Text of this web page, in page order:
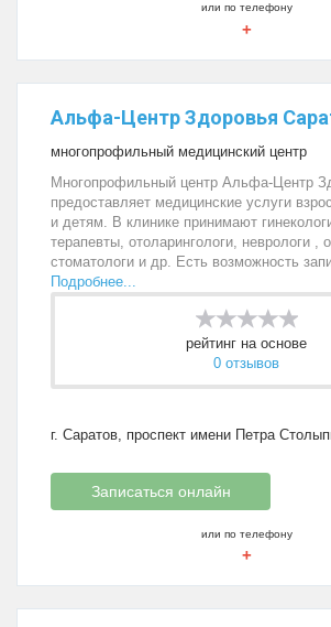
или по телефону
+
Альфа-Центр Здоровья
многопрофильный медицинский центр
Многопрофильный центр Альфа-Центр
предоставляет медицинские услуги
и детям. В клинике принимают
терапевты, отоларингологи, неврологи ,
стоматологи и др. Есть возможность
Подробнее...
рейтинг на основе
0 отзывов
г. Саратов, проспект имени Петра
Записаться онлайн
или по телефону
+